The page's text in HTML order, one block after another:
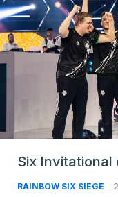
Six Invitational
RAINBOW SIX SIEGE